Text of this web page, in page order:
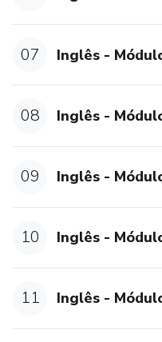
07 Inglês -
08 Inglês -
09 Inglês -
10 Inglês -
11 Inglês -